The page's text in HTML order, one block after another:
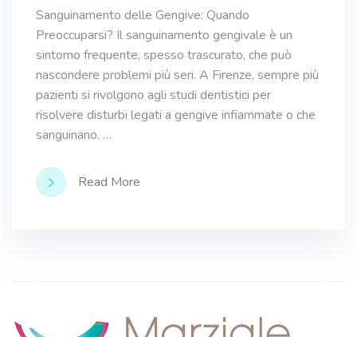
Sanguinamento delle Gengive: Quando
Preoccuparsi? Il sanguinamento gengivale è un
sintomo frequente, spesso trascurato, che può
nascondere problemi più seri. A Firenze, sempre più
pazienti si rivolgono agli studi dentistici per
risolvere disturbi legati a gengive infiammate o che
sanguinano. …
Read More